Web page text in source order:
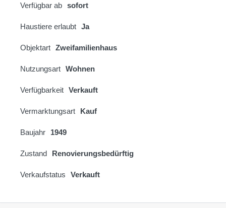
Verfügbar ab sofort
Haustiere erlaubt Ja
Objektart Zweifamilienhaus
Nutzungsart Wohnen
Verfügbarkeit Verkauft
Vermarktungsart Kauf
Baujahr 1949
Zustand Renovierungsbedürftig
Verkaufstatus Verkauft